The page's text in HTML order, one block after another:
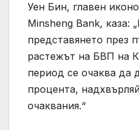
Уен Бин, главен
Minsheng Bank, каза:
представянето през
растежът на БВП на
период се очаква да
процента,
очаквания.“